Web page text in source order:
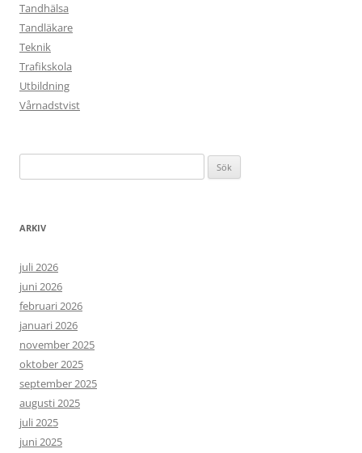
Tandhälsa
Tandläkare
Teknik
Trafikskola
Utbildning
Vårnadstvist
efter:
ARKIV
juli 2026
juni 2026
februari 2026
januari 2026
november 2025
oktober 2025
september 2025
augusti 2025
juli 2025
juni 2025